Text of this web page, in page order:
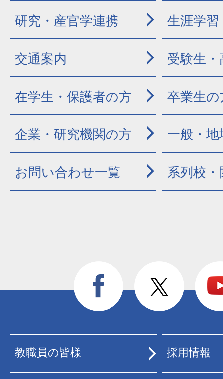
研究・産官学連携 生涯学習
交通案内 受験生
在学生・保護者の方 卒業生の
企業・研究機関の方 一般・地
お問い合わせ一覧 系列校
教職員の皆様 採用情報